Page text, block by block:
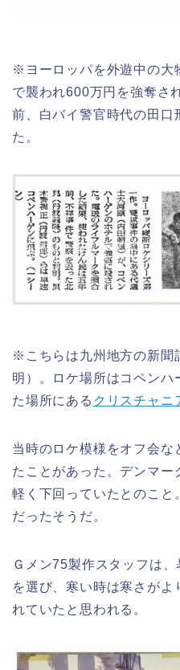
※ヨーロッパを外遊中の大
で襲われ600万円を強奪さ
前、白バイ警官時代の田口
た。
※こちらは九州地方の新聞
明）。ロケ場所はコペンハ
た場所にある クリスチャニ
当時のロケ模様をオフ会な
たことがあった。デンマー
軽く下回っていたとのこと
だったそうだ。
Ｇメン75製作スタッフは
を選び、寒い時は寒さがよ
れていたと思われる。